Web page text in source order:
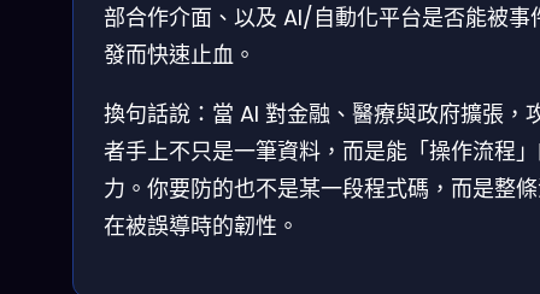
部合作介面、以及 AI/自動化平台是否能被事
發而快速止血。
換句話說：當 AI 對金融、醫療與政府擴張，
者手上不只是一筆資料，而是能「操作流程
力。你要防的也不是某一段程式碼，而是整
在被誤導時的韌性。